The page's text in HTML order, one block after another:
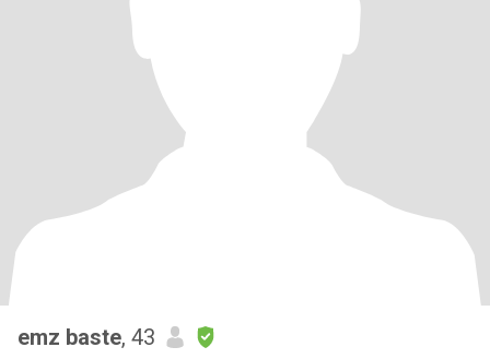
emz baste, 43